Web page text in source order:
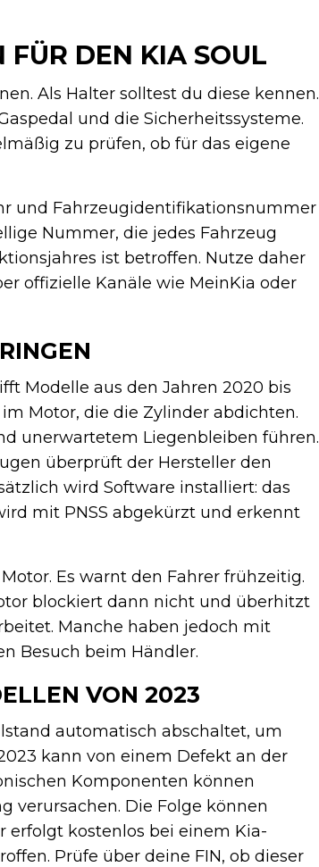
DEN KIA SOUL
Als Halter solltest du diese kennen.
und die Sicherheitssysteme.
zu prüfen, ob für das eigene
und Fahrzeugidentifikationsnummer
Nummer, die jedes Fahrzeug
ist betroffen. Nutze daher
offizielle Kanäle wie MeinKia oder
Modelle aus den Jahren 2020 bis
Motor, die die Zylinder abdichten.
unerwartetem Liegenbleiben führen.
überprüft der Hersteller den
wird Software installiert: das
mit PNSS abgekürzt und erkennt
Es warnt den Fahrer frühzeitig.
blockiert dann nicht und überhitzt
Manche haben jedoch mit
Besuch beim Händler.
VON 2023
automatisch abschaltet, um
kann von einem Defekt an der
Komponenten können
verursachen. Die Folge können
erfolgt kostenlos bei einem Kia-
Prüfe über deine FIN, ob dieser